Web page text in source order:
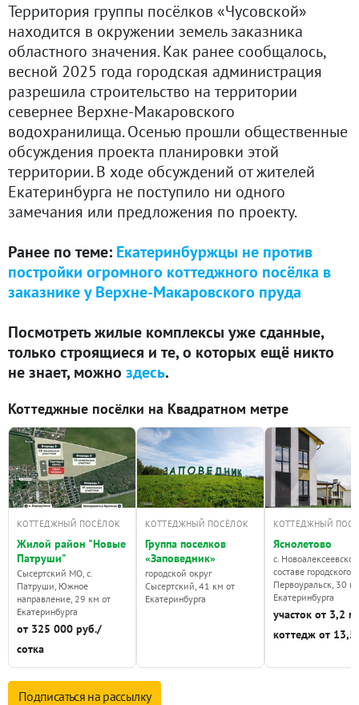
Территория группы посёлков «Чусовской»
находится в окружении земель заказника
областного значения. Как ранее сообщалось,
весной 2025 года городская администрация
разрешила строительство на территории
севернее Верхне-Макаровского
водохранилища. Осенью прошли общественные
обсуждения проекта планировки этой
территории. В ходе обсуждений от жителей
Екатеринбурга не поступило ни одного
замечания или предложения по проекту.
Ранее по теме: Екатеринбуржцы не против
постройки огромного коттеджного посёлка в
заказнике у Верхне-Макаровского пруда
Посмотреть жилые комплексы уже сданные,
только строящиеся и те, о которых ещё никто
не знает, можно здесь.
Коттеджные посёлки на Квадратном метре
КОТТЕДЖНЫЙ ПОСЁЛОК
Жилой район "Новые
Патруши"
Сысертский МО, с.
Патруши, Южное
направление, 29 км от
Екатеринбурга
от 325 000 руб./
сотка
КОТТЕДЖНЫЙ ПОСЁЛОК
Группа поселков
«Заповедник»
городской округ
Сысертский, 41 км от
Екатеринбурга
КОТТЕДЖНЫЙ
Яснолетово
с.
составе городского
Первоуральск, 30
Екатеринбурга
участок от 3,2
коттедж от 13,5
Подписаться на рассылку